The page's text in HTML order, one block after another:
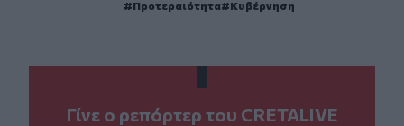
Προτεραιότητα
Κυβέρνηση
Γίνε ο ρεπόρτερ του CRETALIVE